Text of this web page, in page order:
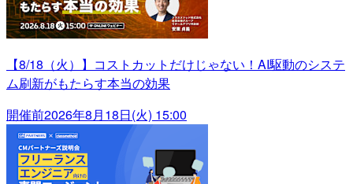
【8/18（火）】コストカットだけじゃない！AI駆動のシステ
ム刷新がもたらす本当の効果
開催前2026年8月18日(火) 15:00